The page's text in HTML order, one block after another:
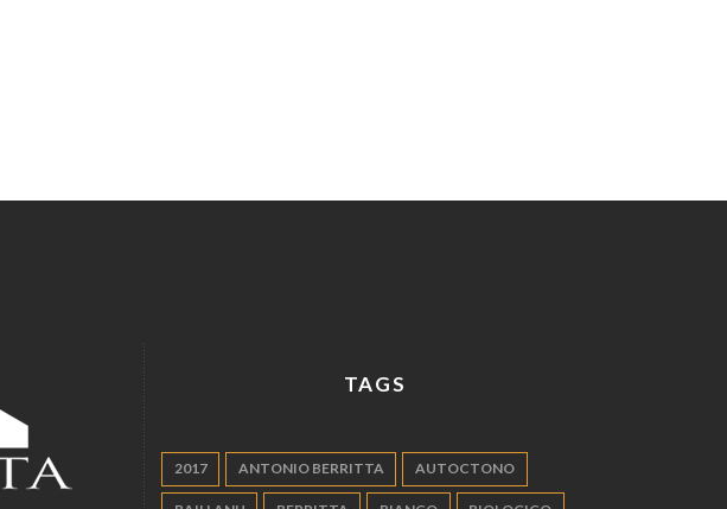
TAGS
2017 ANTONIO BERRITTA AUTOCTONO